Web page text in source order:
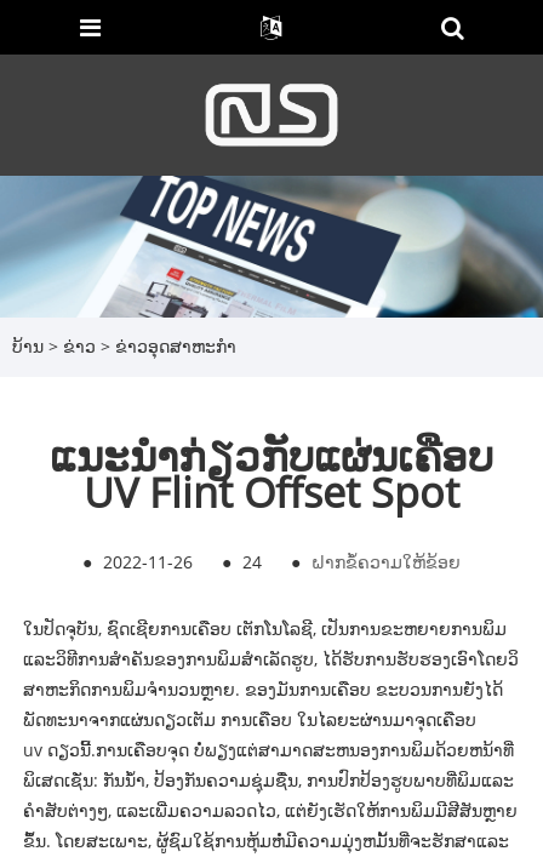
ບ້ານ > ຂ່າວ > ຂ່າວອຸດສາຫະກໍາ
ແນະນຳກ່ຽວກັບແຜ່ນເຄືອບ
UV Flint Offset Spot
● 2022-11-26 ● 24 ● ຝາກຂໍ້ຄວາມໃຫ້ຂ້ອຍ
ໃນປັດຈຸບັນ, ຊົດເຊີຍການເຄືອບ ເຕັກ​ໂນ​ໂລ​ຊີ​, ເປັນ​ການ​ຂະ​ຫຍາຍ​ການ​ພິມ​
ແລະ​ວິ​ທີ​ການ​ສໍາ​ຄັນ​ຂອງ​ການ​ພິມ​ສໍາ​ເລັດ​ຮູບ​, ໄດ້​ຮັບ​ການ​ຮັບ​ຮອງ​ເອົາ​ໂດຍ​ວິ​
ສາ​ຫະ​ກິດ​ການ​ພິມ​ຈໍາ​ນວນ​ຫຼາຍ​. ຂອງມັນການເຄືອບ ຂະບວນການຍັງໄດ້
ພັດທະນາຈາກແຜ່ນດຽວເຕັມ ການເຄືອບ ໃນ​ໄລ​ຍະ​ຜ່ານ​ມາ​ຈຸດເຄືອບ
uv ດຽວນີ້.ການເຄືອບຈຸດ ບໍ່ພຽງແຕ່ສາມາດສະຫນອງການພິມດ້ວຍຫນ້າທີ່
ພິເສດເຊັ່ນ: ກັນນ້ໍາ, ປ້ອງກັນຄວາມຊຸ່ມຊື່ນ, ການປົກປ້ອງຮູບພາບທີ່ພິມແລະ
ຄໍາສັບຕ່າງໆ, ແລະເພີ່ມຄວາມລວດໄວ, ແຕ່ຍັງເຮັດໃຫ້ການພິມມີສີສັນຫຼາຍ
ຂຶ້ນ. ໂດຍສະເພາະ, ຜູ້ຊົມໃຊ້ການຫຸ້ມຫໍ່ມີຄວາມມຸ່ງຫມັ້ນທີ່ຈະຮັກສາແລະ